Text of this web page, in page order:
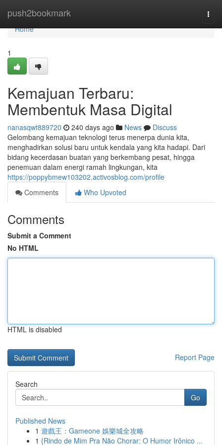
push2bookmark
Home
Home
1
Kemajuan Terbaru:
Membentuk Masa Digital
nanasqwt889720 240 days ago News
Discuss
Gelombang kemajuan teknologi terus menerpa dunia kita,
menghadirkan solusi baru untuk kendala yang kita hadapi. Dari
bidang kecerdasan buatan yang berkembang pesat, hingga
penemuan dalam energi ramah lingkungan, kita
https://poppybmew103202.activosblog.com/profile
Comments
Who Upvoted
Comments
Submit a Comment
No HTML
HTML is disabled
Report Page
Search
Go
Published News
1 遊戲王：Gameone 娛樂城全攻略
1 {Rindo de Mim Pra Não Chorar: O Humor Irônico ...